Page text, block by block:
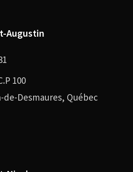
Augustin
100
de-Desmaures, Québec